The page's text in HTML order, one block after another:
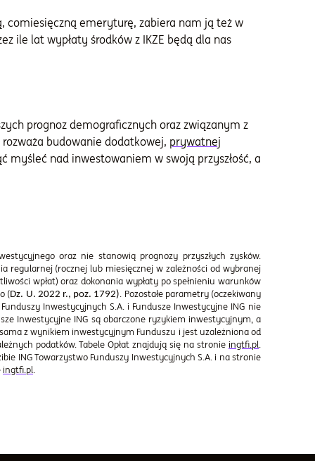
comiesięczną emeryturę, zabiera nam ją też w
ile lat wypłaty środków z IKZE będą dla nas
prognoz demograficznych oraz związanym z
budowanie dodatkowej, prywatnej
myśleć nad inwestowaniem w swoją przyszłość, a
oraz nie stanowią prognozy przyszłych zysków.
regularnej (rocznej lub miesięcznej w zależności od wybranej
wpłat) oraz dokonania wypłaty po spełnieniu warunków
(Dz. U. 2022 r., poz. 1792). Pozostałe parametry (oczekiwany
Inwestycyjnych S.A. i Fundusze Inwestycyjne ING nie
Inwestycyjne ING są obarczone ryzykiem inwestycyjnym, a
z wynikiem inwestycyjnym Funduszu i jest uzależniona od
podatków. Tabele Opłat znajdują się na stronie ingtfi.pl.
ING Towarzystwo Funduszy Inwestycyjnych S.A. i na stronie
ingtfi.pl.